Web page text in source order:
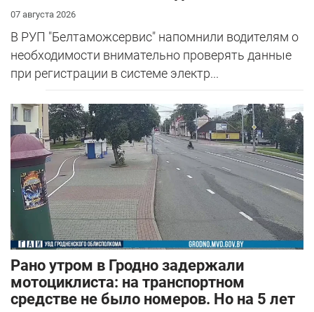
07 августа 2026
В РУП "Белтаможсервис" напомнили водителям о
необходимости внимательно проверять данные
при регистрации в системе электр...
Рано утром в Гродно задержали
мотоциклиста: на транспортном
средстве не было номеров. Но на 5 лет